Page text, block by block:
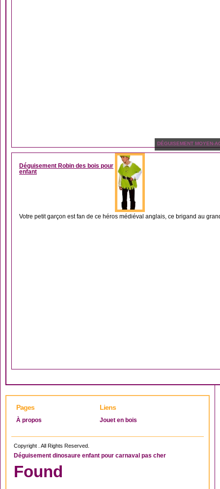
DÉGUISEMENT MOYEN-
Déguisement Robin des bois pour
enfant
Votre petit garçon est fan de ce héros médiéval anglais, ce brigand au
Pages
À propos
Liens
Jouet en bois
Copyright . All Rights Reserved.
Déguisement dinosaure enfant pour carnaval pas cher
Found